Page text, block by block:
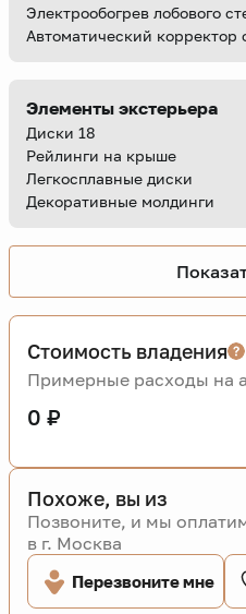
Электрообогрев лобового
Автоматический корректор
Элементы экстерьера
Диски 18
Рейлинги на крыше
Легкосплавные диски
Декоративные молдинги
Стоимость владения
Примерные расходы на
0 ₽
Похоже, вы из
Позвоните, и мы
в г. Москва
Перезвоните мне